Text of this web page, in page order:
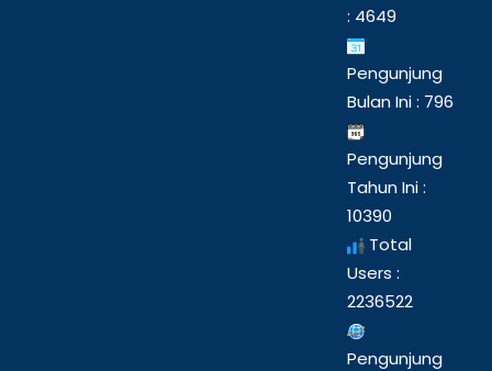
: 4649
Pengunjung
Bulan Ini : 796
Pengunjung
Tahun Ini :
10390
Total
Users :
2236522
Pengunjung